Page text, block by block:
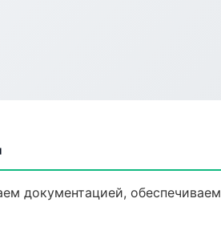
документацией, обеспечиваем